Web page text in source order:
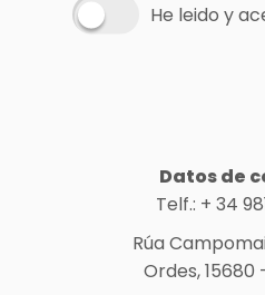
He leido y
Datos de
Telf.: + 34
Rúa
Ordes, 15680